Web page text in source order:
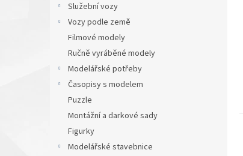
Služební vozy
Vozy podle země
Filmové modely
Ručně vyráběné modely
Modelářské potřeby
Časopisy s modelem
Puzzle
Montážní a darkové sady
Figurky
Modelářské stavebnice